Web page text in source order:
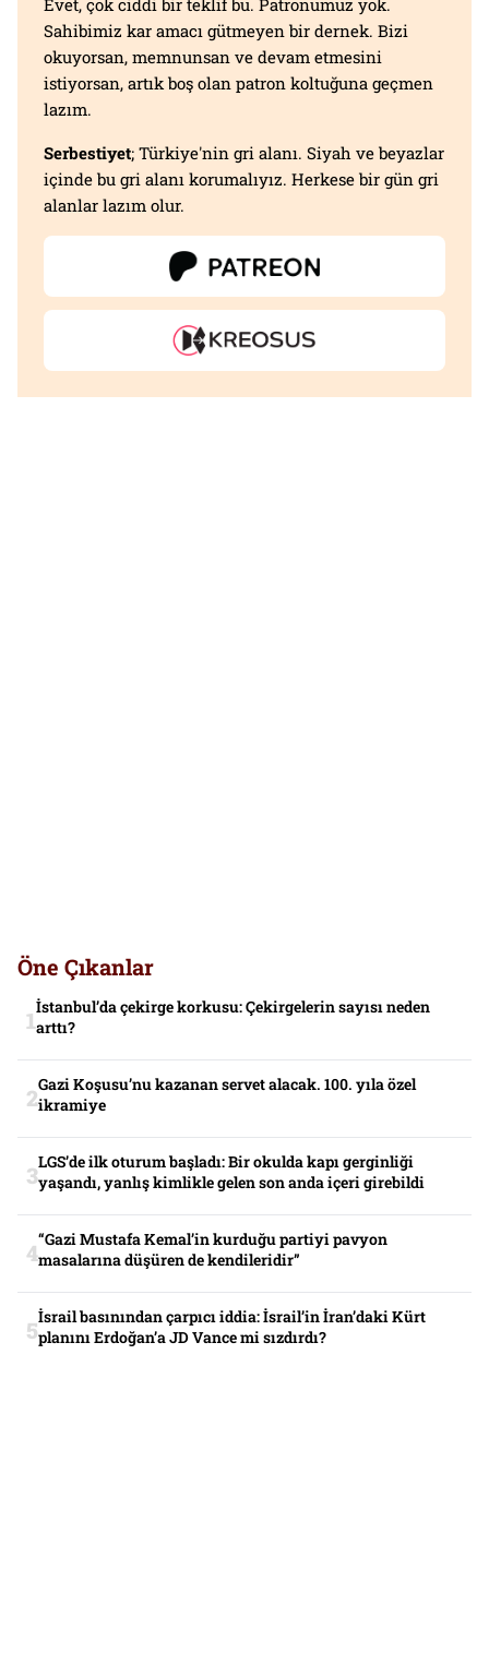
Sahibimiz kar amacı gütmeyen bir dernek. Bizi
okuyorsan, memnunsan ve devam etmesini
istiyorsan, artık boş olan patron koltuğuna geçmen
lazım.
Serbestiyet; Türkiye'nin gri alanı. Siyah ve beyazlar
içinde bu gri alanı korumalıyız. Herkese bir gün gri
alanlar lazım olur.
Öne Çıkanlar
İstanbul’da çekirge korkusu: Çekirgelerin sayısı neden
arttı?
Gazi Koşusu’nu kazanan servet alacak. 100. yıla özel
ikramiye
LGS’de ilk oturum başladı: Bir okulda kapı gerginliği
yaşandı, yanlış kimlikle gelen son anda içeri girebildi
“Gazi Mustafa Kemal’in kurduğu partiyi pavyon
masalarına düşüren de kendileridir”
İsrail basınından çarpıcı iddia: İsrail’in İran’daki Kürt
planını Erdoğan’a JD Vance mi sızdırdı?